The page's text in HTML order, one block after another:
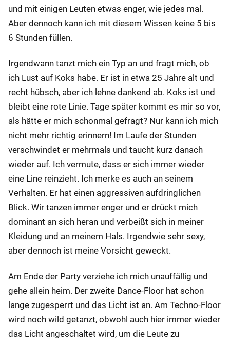
und mit einigen Leuten etwas enger, wie jedes mal.
Aber dennoch kann ich mit diesem Wissen keine 5 bis
6 Stunden füllen.
Irgendwann tanzt mich ein Typ an und fragt mich, ob
ich Lust auf Koks habe. Er ist in etwa 25 Jahre alt und
recht hübsch, aber ich lehne dankend ab. Koks ist und
bleibt eine rote Linie. Tage später kommt es mir so vor,
als hätte er mich schonmal gefragt? Nur kann ich mich
nicht mehr richtig erinnern! Im Laufe der Stunden
verschwindet er mehrmals und taucht kurz danach
wieder auf. Ich vermute, dass er sich immer wieder
eine Line reinzieht. Ich merke es auch an seinem
Verhalten. Er hat einen aggressiven aufdringlichen
Blick. Wir tanzen immer enger und er drückt mich
dominant an sich heran und verbeißt sich in meiner
Kleidung und an meinem Hals. Irgendwie sehr sexy,
aber dennoch ist meine Vorsicht geweckt.
Am Ende der Party verziehe ich mich unauffällig und
gehe allein heim. Der zweite Dance-Floor hat schon
lange zugesperrt und das Licht ist an. Am Techno-Floor
wird noch wild getanzt, obwohl auch hier immer wieder
das Licht angeschaltet wird, um die Leute zu